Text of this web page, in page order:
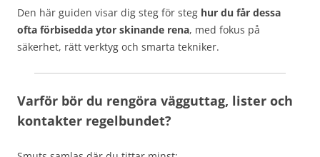
Den här guiden visar dig steg för steg hur du får dessa
ofta förbisedda ytor skinande rena, med fokus på
säkerhet, rätt verktyg och smarta tekniker.
Varför bör du rengöra vägguttag, lister och
kontakter regelbundet?